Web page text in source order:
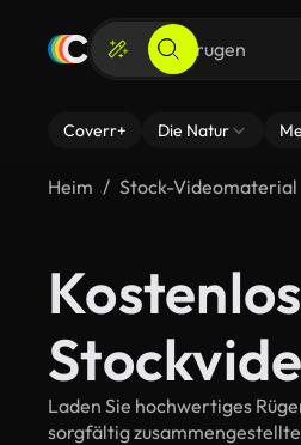
Coverr+ Die Natur
Heim Stock-Videomaterial
Laden Sie hochwertiges
sorgfältig